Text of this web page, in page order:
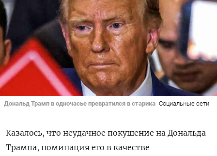
Дональд Трамп в одночасье превратился в старика Социальные сети
Казалось, что неудачное покушение на Дональда
Трампа, номинация его в качестве